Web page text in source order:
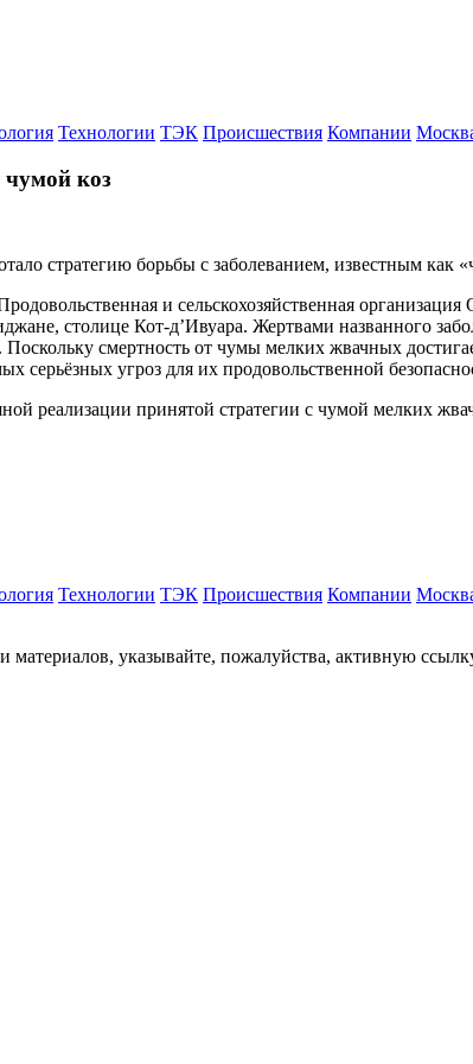
Технологии ТЭК Происшествия Компании
коз
стратегию борьбы с заболеванием, известным
и сельскохозяйственная
столице Кот-д’Ивуара. Жертвами названного
смертность от чумы мелких жвачных
серьёзных угроз для их продовольственной
реализации принятой стратегии с чумой мелких
Технологии ТЭК Происшествия Компании
указывайте, пожалуйства, активную